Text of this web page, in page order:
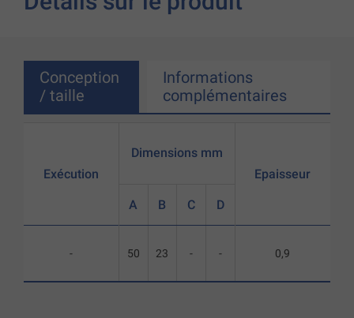
Conception
/ taille
Informations
complémentaires
Exécution
-
Dimensions mm
A B C D
50 23 - -
Epaisseur
0,9